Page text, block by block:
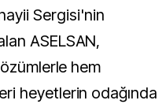
Sergisi'nin
ASELSAN,
hem
heyetlerin odağında